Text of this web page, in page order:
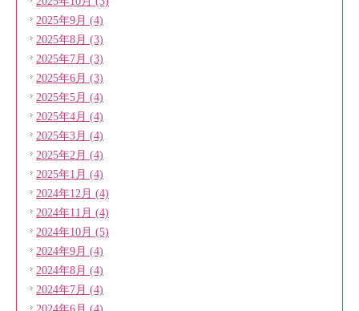
2025年9月 (4)
2025年8月 (3)
2025年7月 (3)
2025年6月 (3)
2025年5月 (4)
2025年4月 (4)
2025年3月 (4)
2025年2月 (4)
2025年1月 (4)
2024年12月 (4)
2024年11月 (4)
2024年10月 (5)
2024年9月 (4)
2024年8月 (4)
2024年7月 (4)